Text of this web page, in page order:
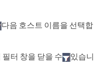
다음 호스트 이름을 선택합
터 창을 닫을 수
있습니